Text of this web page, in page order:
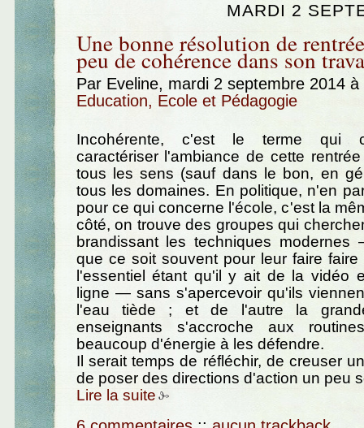
MARDI 2
Une bonne résolution de
peu de cohérence dans son
Par Eveline, mardi 2 septembre 2014
Education, Ecole et Pédagogie
Incohérente, c'est le terme qui
caractériser l'ambiance de cette
tous les sens (sauf dans le bon, en
tous les domaines. En politique, n'en
pour ce qui concerne l'école, c'est la
côté, on trouve des groupes qui
brandissant les techniques
que ce soit souvent pour leur faire faire
l'essentiel étant qu'il y ait de la vidéo
ligne — sans s'apercevoir qu'ils
l'eau tiède ; et de l'autre la
enseignants s'accroche aux
beaucoup d'énergie à les défendre.
Il serait temps de réfléchir, de creuser
de poser des directions d'action un peu
Lire la suite